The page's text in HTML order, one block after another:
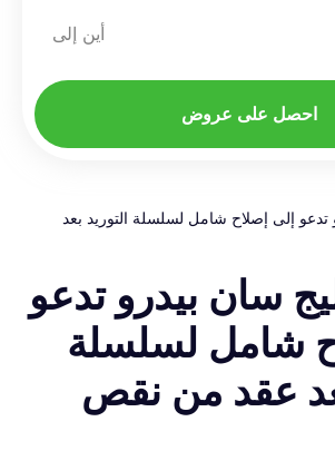
أين إلى
احصل على عروض
إلى إصلاح شامل لسلسلة التوريد بعد
سان بيدرو تدعو
شامل لسلسلة
عقد من نقص